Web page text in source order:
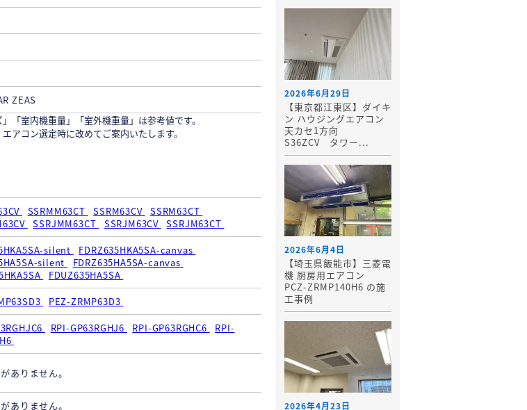
ZEAS
「室内機重量」「室外機重量」は参考値です。
アコン選定時に改めてご案内いたします。
SSRMM63CT SSRM63CV SSRM63CT
SSRJMM63CT SSRJM63CV SSRJM63CT
silent
FDRZ635HKA5SA-canvas
silent
FDRZ635HA5SA-canvas
FDUZ635HA5SA
PEZ-ZRMP63D3
RPI-GP63RGHJ6 RPI-GP63RGHC6
RPI-
ありません。
ありません。
2026年6月29日
【東京都江東区】ダイキ
ン ハウジングエアコン
天カセ1方向
S36ZCV タワー...
2026年6月4日
【埼玉県飯能市】三菱電
機 厨房用エアコン
PCZ-ZRMP140H6 の施
工事例
2026年4月23日